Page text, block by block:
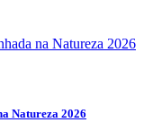
Natureza 2026